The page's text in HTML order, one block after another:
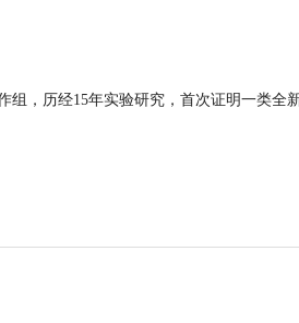
组，历经15年实验研究，首次证明一类全